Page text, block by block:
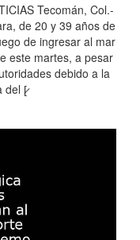
Tecomán, Col.-
de 20 y 39 años de
de ingresar al mar
este martes, a pesar
debido a la
del [̷